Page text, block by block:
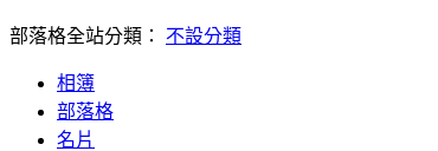
部落格全站分類： 不設分類
相簿
部落格
名片